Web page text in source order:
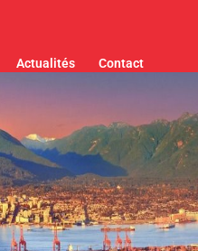
Actualités Contact